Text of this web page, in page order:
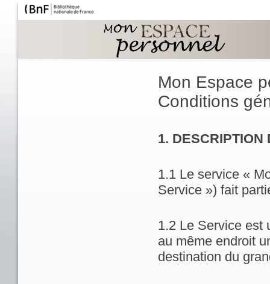
Mon Espace
Conditions
1. DESCRIPTION
1.1 Le service «
Service ») fait
1.2 Le Service est
au même endroit
destination du